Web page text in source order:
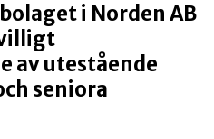
i Norden AB
av utestående
seniora